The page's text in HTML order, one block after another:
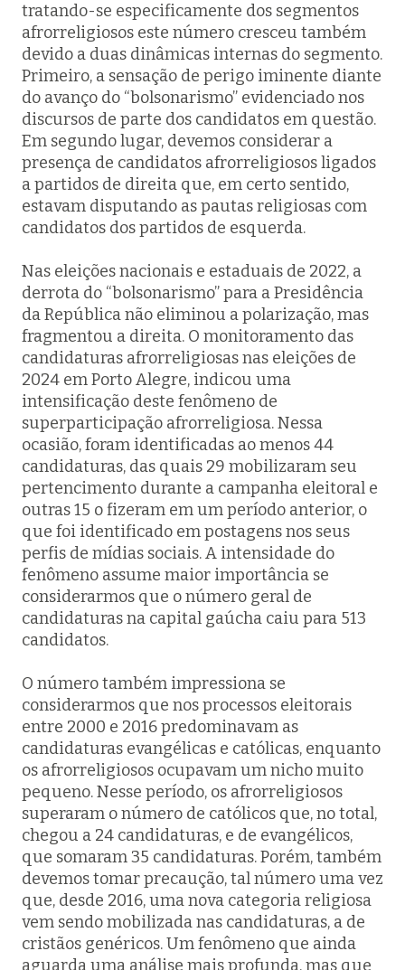
tratando-se especificamente dos segmentos
afrorreligiosos este número cresceu também
devido a duas dinâmicas internas do segmento.
Primeiro, a sensação de perigo iminente diante
do avanço do “bolsonarismo” evidenciado nos
discursos de parte dos candidatos em questão.
Em segundo lugar, devemos considerar a
presença de candidatos afrorreligiosos ligados
a partidos de direita que, em certo sentido,
estavam disputando as pautas religiosas com
candidatos dos partidos de esquerda.
Nas eleições nacionais e estaduais de 2022, a
derrota do “bolsonarismo” para a Presidência
da República não eliminou a polarização, mas
fragmentou a direita. O monitoramento das
candidaturas afrorreligiosas nas eleições de
2024 em Porto Alegre, indicou uma
intensificação deste fenômeno de
superparticipação afrorreligiosa. Nessa
ocasião, foram identificadas ao menos 44
candidaturas, das quais 29 mobilizaram seu
pertencimento durante a campanha eleitoral e
outras 15 o fizeram em um período anterior, o
que foi identificado em postagens nos seus
perfis de mídias sociais. A intensidade do
fenômeno assume maior importância se
considerarmos que o número geral de
candidaturas na capital gaúcha caiu para 513
candidatos.
O número também impressiona se
considerarmos que nos processos eleitorais
entre 2000 e 2016 predominavam as
candidaturas evangélicas e católicas, enquanto
os afrorreligiosos ocupavam um nicho muito
pequeno. Nesse período, os afrorreligiosos
superaram o número de católicos que, no total,
chegou a 24 candidaturas, e de evangélicos,
que somaram 35 candidaturas. Porém, também
devemos tomar precaução, tal número uma vez
que, desde 2016, uma nova categoria religiosa
vem sendo mobilizada nas candidaturas, a de
cristãos genéricos. Um fenômeno que ainda
aguarda uma análise mais profunda, mas que